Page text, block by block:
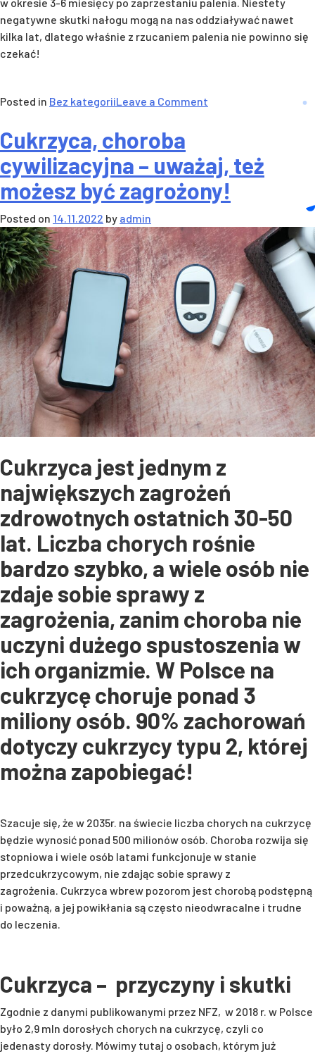
negatywne skutki nałogu mogą na nas oddziaływać nawet
kilka lat, dlatego właśnie z rzucaniem palenia nie powinno się
czekać!
Posted in Bez kategoriiLeave a Comment
o
zdrowie!
Cukrzyca, choroba
cywilizacyjna – uważaj, też
możesz być zagrożony!
Posted on 14.11.2022 by admin
Cukrzyca jest jednym z
największych zagrożeń
zdrowotnych ostatnich 30-50
lat. Liczba chorych rośnie
bardzo szybko, a wiele osób nie
zdaje sobie sprawy z
zagrożenia, zanim choroba nie
uczyni dużego spustoszenia w
ich organizmie. W Polsce na
cukrzycę choruje ponad 3
miliony osób. 90% zachorowań
dotyczy cukrzycy typu 2, której
można zapobiegać!
Szacuje się, że w 2035r. na świecie liczba chorych na cukrzycę
będzie wynosić ponad 500 milionów osób. Choroba rozwija się
stopniowa i wiele osób latami funkcjonuje w stanie
przedcukrzycowym, nie zdając sobie sprawy z
zagrożenia. Cukrzyca wbrew pozorom jest chorobą podstępną
i poważną, a jej powikłania są często nieodwracalne i trudne
do leczenia.
Cukrzyca – przyczyny i skutki
Zgodnie z danymi publikowanymi przez NFZ, w 2018 r. w Polsce
było 2,9 mln dorosłych chorych na cukrzycę, czyli co
jedenasty dorosły. Mówimy tutaj o osobach, którym już